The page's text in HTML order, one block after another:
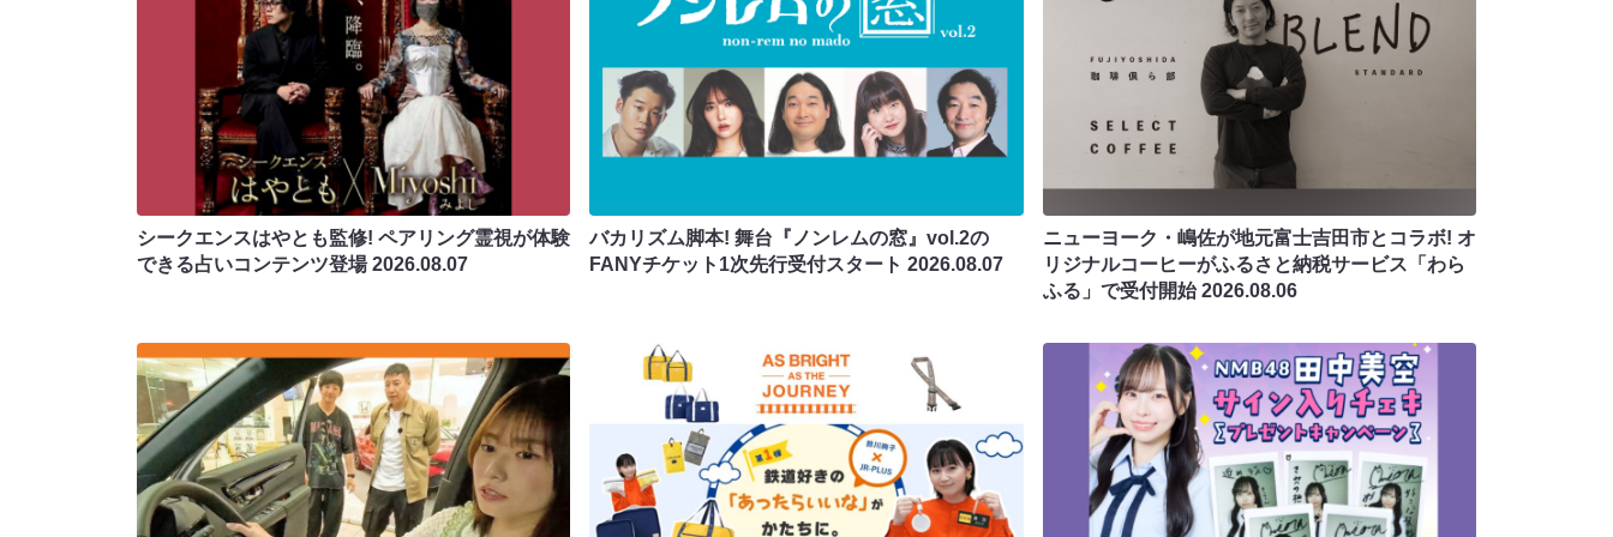
シークエンスはやとも監修! ペアリング霊視が体験
できる占いコンテンツ登場2026.08.07
バカリズム脚本! 舞台『ノンレムの窓』vol.2の
FANYチケット1次先行受付スタート2026.08.07
ニューヨーク・嶋佐が地元富士吉田市とコラボ! オ
リジナルコーヒーがふるさと納税サービス「わら
ふる」で受付開始2026.08.06